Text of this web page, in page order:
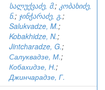
სალუქვაძე, მ.; კობახიძე,
ნ.; ჯინჭარაძე, გ.;
Salukvadze, M.;
Kobakhidze, N.;
Jintcharadze, G.;
Салуквадзе, М.;
Кобахидзе, Н.;
Джинчарадзе, Г.